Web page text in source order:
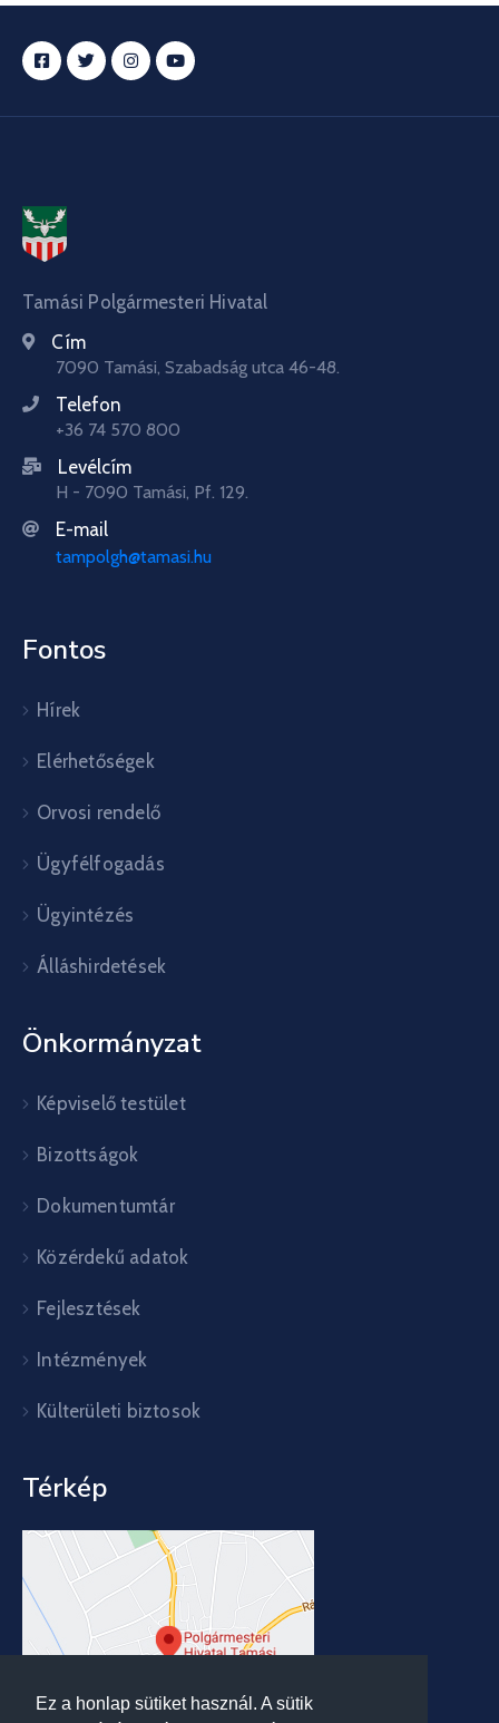
Ez a honlap sütiket használ. A sütik
Tamási Polgármesteri Hivatal
Cím
7090 Tamási, Szabadság utca 46-48.
Telefon
+36 74 570 800
Levélcím
H - 7090 Tamási, Pf. 129.
E-mail
tampolgh@tamasi.hu
Fontos
Hírek
Elérhetőségek
Orvosi rendelő
Ügyfélfogadás
Ügyintézés
Álláshirdetések
Önkormányzat
Képviselő testület
Bizottságok
Dokumentumtár
Közérdekű adatok
Fejlesztések
Intézmények
Külterületi biztosok
Térkép